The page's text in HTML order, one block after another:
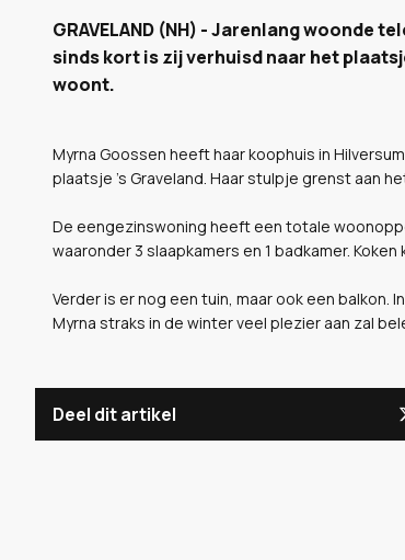
GRAVELAND (NH) - Jarenlang woonde
sinds kort is zij verhuisd naar het
woont.
Myrna Goossen heeft haar koophuis in
plaatsje 's Graveland. Haar stulpje grenst aan
De eengezinswoning heeft een totale
waaronder 3 slaapkamers en 1 badkamer.
Verder is er nog een tuin, maar ook een balkon.
Myrna straks in de winter veel plezier aan zal
Deel dit artikel